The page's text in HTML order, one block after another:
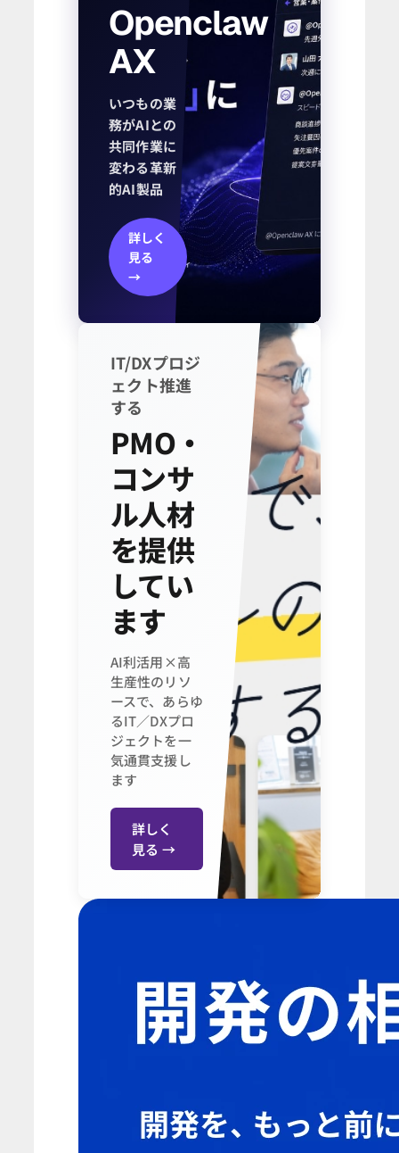
Openclaw
AX
いつもの業
務がAIとの
共同作業に
変わる革新
的AI製品
詳しく
見る
→
IT/DXプロジ
ェクト推進
する
PMO・
コンサ
ル人材
を提供
してい
ます
AI利活用×高
生産性のリソ
ースで、あらゆ
るIT／DXプロ
ジェクトを一
気通貫支援し
ます
詳しく
見る →